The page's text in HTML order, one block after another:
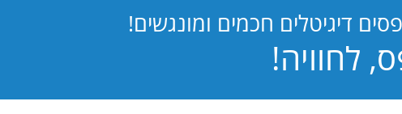
דיגיטלים חכמים ומונגשים!